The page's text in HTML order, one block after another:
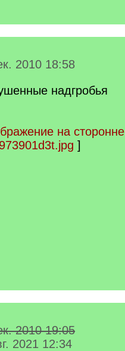
2010 18:58
надгробья
на
]
2010 19:05
2021 12:34